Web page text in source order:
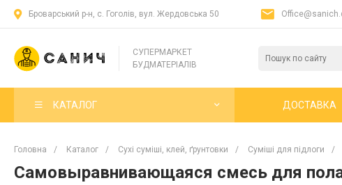
Броварський р-н, с. Гоголів, вул. Жердовська 50
СУПЕРМАРКЕТ
БУДМАТЕРІАЛІВ
КАТАЛОГ ДОСТАВКА
Головна / Каталог / Сухі суміші, клей, ґрунтовки / Суміші для підлоги /
Самовыравнивающаяся смесь для